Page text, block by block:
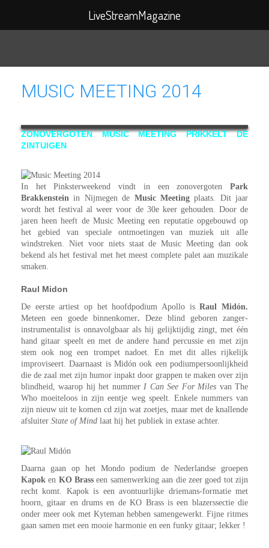
for:
MUSIC MEETING 2014
ZONOVERGOTEN MUSIC MEETING PRIKKELT DE
ZINTUIGEN
In het Pinksterweekend vindt in een zonovergoten Park
Brakkenstein in Nijmegen de Music Meetingplaats. Dit jaar
wordt het festival al weer voor de 30e keer gehouden. Door de
jaren heen heeft de Music Meeting een reputatie opgebouwd op
het gebied van speciale ontmoetingen van muziek uit alle
windstreken. Niet voor niets staat de Music Meeting dan ook
bekend als het festival met het meest complete palet aan muzikale
smaken.
Raul Midon
De eerste artiest op het hoofdpodium Apollo isRaul Midón.
Meteen een goede binnenkomer. Deze blind geboren zanger-
instrumentalist is onnavolgbaar als hij gelijktijdig zingt, met één
hand gitaar speelt en met de andere hand percussie en met zijn
stem ook nog een trompet nadoet. En met dit alles rijkelijk
improviseert. Daarnaast is Midón ook een podiumpersoonlijkheid
die de zaal met zijn humor inpakt door grappen te maken over zijn
blindheid, waarop hij het nummerI Can See For Miles van The
Who moeiteloos in zijn eentje weg speelt. Enkele nummers van
zijn nieuw uit te komen cd zijn wat zoetjes, maar met de knallende
afsluiter State of Mind laat hij het publiek in extase achter.
Daarna gaan op het Mondo podium de Nederlandse groepen
Kapoken KO Brasseen samenwerking aan die zeer goed tot zijn
recht komt. Kapok is een avontuurlijke driemans-formatie met
hoorn, gitaar en drums en de KO Brass is een blazerssectie die
onder meer ook met Kyteman hebben samengewerkt. Fijne ritmes
gaan samen met een mooie harmonie en een funky gitaar; lekker !
LiveStreamMagazine